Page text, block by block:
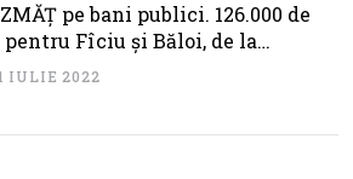
pe bani publici. 126.000 de
Fîciu și Băloi, de la
Cotojman
IULIE 2022